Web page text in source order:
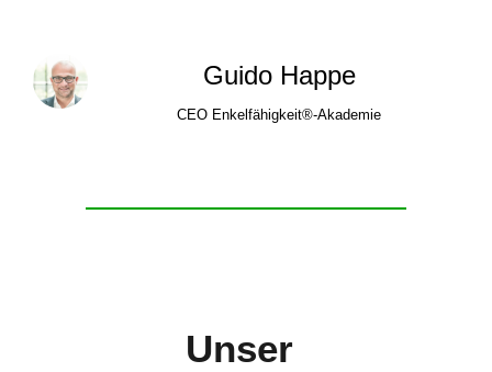
Guido Happe
CEO Enkelfähigkeit®-Akademie
Unser